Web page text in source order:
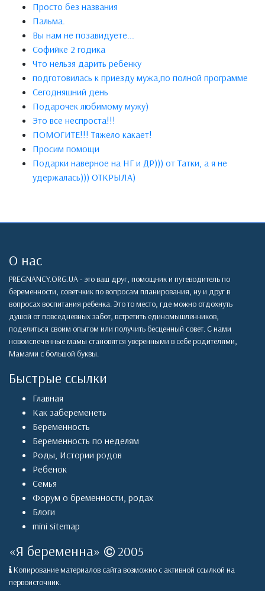
Просто без названия
Пальма.
Вы нам не позавидуете...
Софийке 2 годика
Что нельзя дарить ребенку
подготовилась к приезду мужа,по полной программе
Сегодняшний день
Подарочек любимому мужу)
Это все неспроста!!!
ПОМОГИТЕ!!! Тяжело какает!
Просим помощи
Подарки наверное на НГ и ДР))) от Татки, а я не
удержалась))) ОТКРЫЛА)
О нас
PREGNANCY.ORG.UA - это ваш друг, помощник и путеводитель по
беременности, советчкик по вопросам планирования, ну и друг в
вопросах воспитания ребенка. Это то место, где можно отдохнуть
душой от повседневных забот, встретить единомышленников,
поделиться своим опытом или получить бесценный совет. С нами
новоиспеченные мамы становятся уверенными в себе родителями,
Мамами с большой буквы.
Быстрые ссылки
Главная
Как забеременеть
Беременность
Беременность по неделям
Роды, Истории родов
Ребенок
Семья
Форум о бременности, родах
Блоги
mini sitemap
«Я беременна» 2005
Копирование материалов сайта возможно с активной ссылкой на
первоисточник.